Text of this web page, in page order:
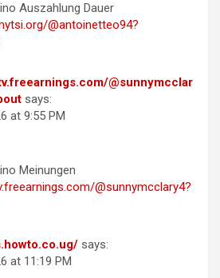
Auszahlung Dauer
@antoinetteo94?
@sunnymcclar
says:
at 9:55 PM
Meinungen
@sunnymcclary4?
says:
at 11:19 PM